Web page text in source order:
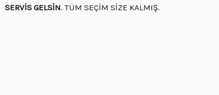
SERVİS GELSİN. TÜM SEÇİM SİZE KALMIŞ.